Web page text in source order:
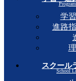
学
進路
スクール
School